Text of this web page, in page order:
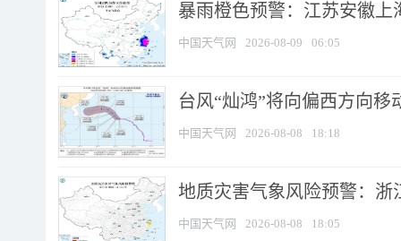
暴雨橙色预警：江苏安徽上
中国天气网 2026-08-09 06:05
台风“灿鸿”将向偏西方向移
中国天气网 2026-08-08 18:18
地质灾害气象风险预警：
中国天气网 2026-08-08 18:05